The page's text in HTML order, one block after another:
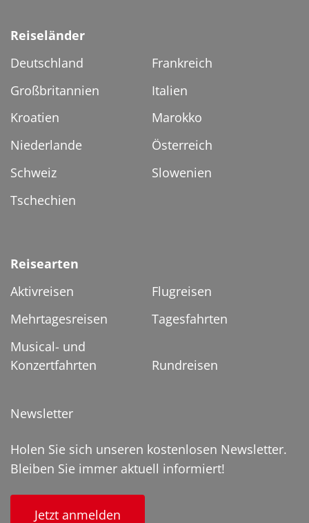
Reiseländer
Deutschland
Frankreich
Großbritannien
Italien
Kroatien
Marokko
Niederlande
Österreich
Schweiz
Slowenien
Tschechien
Reisearten
Aktivreisen
Flugreisen
Mehrtagesreisen
Tagesfahrten
Musical- und
Konzertfahrten
Rundreisen
Newsletter
Holen Sie sich unseren kostenlosen Newsletter.
Bleiben Sie immer aktuell informiert!
Jetzt anmelden